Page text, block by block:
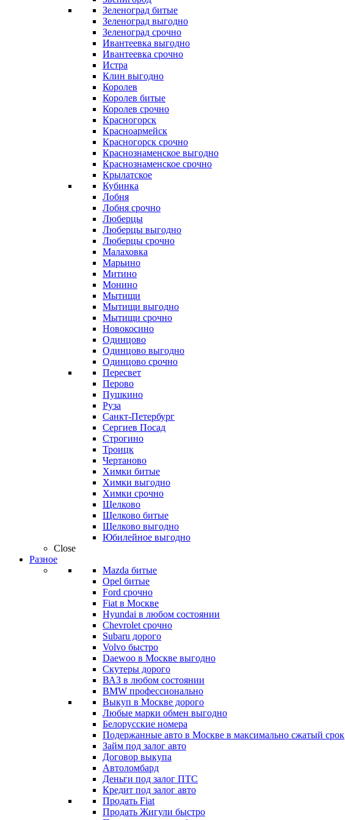
Зеленоград битые
Зеленоград выгодно
Зеленоград срочно
Ивантеевка выгодно
Ивантеевка срочно
Истра
Клин выгодно
Королев
Королев битые
Королев срочно
Красногорск
Красноармейск
Красногорск срочно
Краснознаменское выгодно
Краснознаменское срочно
Крылатское
Кубинка
Лобня
Лобня срочно
Люберцы
Люберцы выгодно
Люберцы срочно
Малаховка
Марьино
Митино
Монино
Мытищи
Мытищи выгодно
Мытищи срочно
Новокосино
Одинцово
Одинцово выгодно
Одинцово срочно
Пересвет
Перово
Пушкино
Руза
Санкт-Петербург
Сергиев Посад
Строгино
Троицк
Чертаново
Химки битые
Химки выгодно
Химки срочно
Щелково
Щелково битые
Щелково выгодно
Юбилейное выгодно
Close
Разное
Mazda битые
Opel битые
Ford срочно
Fiat в Москве
Hyundai в любом состоянии
Chevrolet срочно
Subaru дорого
Volvo быстро
Daewoo в Москве выгодно
Скутеры дорого
ВАЗ в любом состоянии
BMW профессионально
Выкуп в Москве дорого
Любые марки обмен выгодно
Белорусские номера
Подержанные авто в Москве в максимально сжатый срок
Займ под залог авто
Договор выкупа
Автоломбард
Деньги под залог ПТС
Кредит под залог авто
Продать Fiat
Продать Жигули быстро